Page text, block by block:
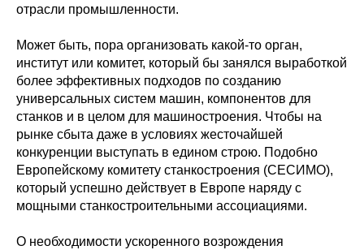
отрасли промышленности.
Может быть, пора организовать какой-то орган,
институт или комитет, который бы занялся выработкой
более эффективных подходов по созданию
универсальных систем машин, компонентов для
станков и в целом для машиностроения. Чтобы на
рынке сбыта даже в условиях жесточайшей
конкуренции выступать в едином строю. Подобно
Европейскому комитету станкостроения (СЕСИМО),
который успешно действует в Европе наряду с
мощными станкостроительными ассоциациями.
О необходимости ускоренного возрождения